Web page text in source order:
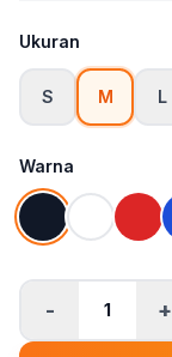
Ukuran
S M L
Warna
- 1 +